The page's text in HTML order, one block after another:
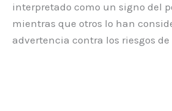
interpretado como un signo del
mientras que otros lo han
advertencia contra los riesgos